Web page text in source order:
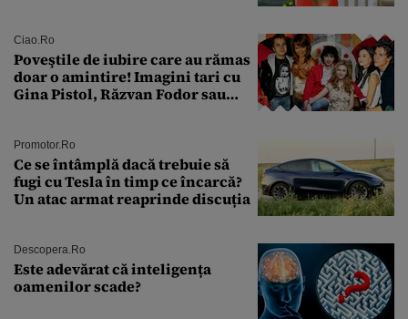
îmi salvez viața”
Ciao.ro
Poveştile de iubire care au rămas
doar o amintire! Imagini tari cu
Gina Pistol, Răzvan Fodor sau
Promotor.ro
Ce se întâmplă dacă trebuie să
fugi cu Tesla în timp ce încarcă?
Un atac armat reaprinde discuția
Descopera.ro
Este adevărat că inteligența
oamenilor scade?